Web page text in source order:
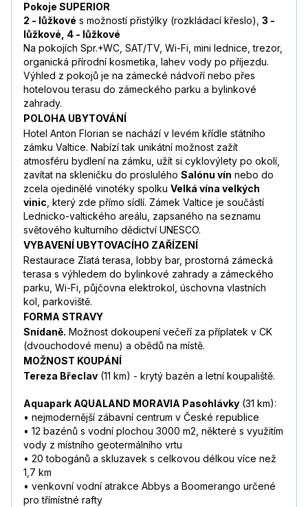
Pokoje SUPERIOR
2 - lůžkové s možností přistýlky (rozkládací křeslo), 3 -
lůžkové, 4 - lůžkové
Na pokojích Spr.+WC, SAT/TV, Wi-Fi, mini lednice, trezor,
organická přírodní kosmetika, lahev vody po příjezdu.
Výhled z pokojů je na zámecké nádvoří nebo přes
hotelovou terasu do zámeckého parku a bylinkové
zahrady.
POLOHA UBYTOVÁNÍ
Hotel Anton Florian se nachází v levém křídle státního
zámku Valtice. Nabízí tak unikátní možnost zažít
atmosféru bydlení na zámku, užít si cyklovýlety po okolí,
zavítat na skleničku do proslulého Salónu vín nebo do
zcela ojedinělé vinotéky spolku Velká vína velkých
vinic , který zde přímo sídlí. Zámek Valtice je součástí
Lednicko-valtického areálu, zapsaného na seznamu
světového kulturního dědictví UNESCO.
VYBAVENÍ UBYTOVACÍHO ZAŘÍZENÍ
Restaurace Zlatá terasa, lobby bar, prostorná zámecká
terasa s výhledem do bylinkové zahrady a zámeckého
parku, Wi-Fi, půjčovna elektrokol, úschovna vlastních
kol, parkoviště.
FORMA STRAVY
Snídaně. Možnost dokoupení večeří za příplatek v CK
(dvouchodové menu) a obědů na místě.
MOŽNOST KOUPÁNÍ
Tereza Břeclav (11 km) - krytý bazén a letní koupaliště.
Aquapark AQUALAND MORAVIA Pasohlávky (31 km):
• nejmodernější zábavní centrum v České republice
• 12 bazénů s vodní plochou 3000 m2, některé s využitím
vody z místního geotermálního vrtu
• 20 tobogánů a skluzavek s celkovou délkou více než
1,7 km
• venkovní vodní atrakce Abbys a Boomerango určené
pro třímístné rafty